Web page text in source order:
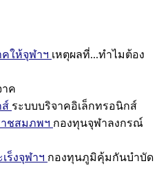
คให้จุฬาฯ เหตุผลที่...ทำไมต้อง
าค
ส์ ระบบบริจาคอิเล็กทรอนิกส์
ชสมภพฯ กองทุนจุฬาลงกรณ์
ร็งจุฬาฯ กองทุนภูมิคุ้มกันบำบัด